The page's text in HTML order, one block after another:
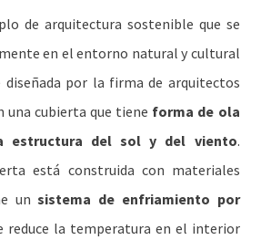
de arquitectura sostenible que se
en el entorno natural y cultural
diseñada por la firma de arquitectos
una cubierta que tiene forma de ola
estructura del sol y del viento.
está construida con materiales
unsistema de enfriamiento por
reduce la temperatura en el interior